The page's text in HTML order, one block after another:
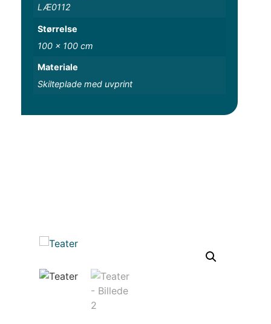
LÆ0112
Størrelse
100 x 100 cm
Materiale
Skilteplade med uvprint